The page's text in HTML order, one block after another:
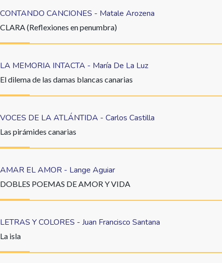
CONTANDO CANCIONES - Matale Arozena
CLARA (Reflexiones en penumbra)
LA MEMORIA INTACTA - María De La Luz
El dilema de las damas blancas canarias
VOCES DE LA ATLÁNTIDA - Carlos Castilla
Las pirámides canarias
AMAR EL AMOR - Lange Aguiar
DOBLES POEMAS DE AMOR Y VIDA
LETRAS Y COLORES - Juan Francisco Santana
La isla